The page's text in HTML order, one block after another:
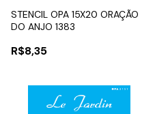
STENCIL OPA 15X20 ORAÇÃO
DO ANJO 1383
R$8,35